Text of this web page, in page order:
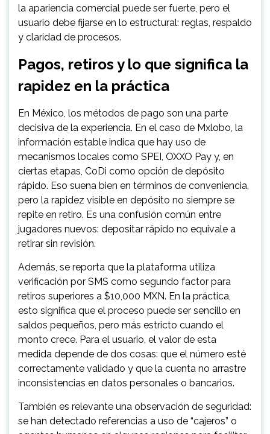
la apariencia comercial puede ser fuerte, pero el
usuario debe fijarse en lo estructural: reglas, respaldo
y claridad de procesos.
Pagos, retiros y lo que significa la
rapidez en la práctica
En México, los métodos de pago son una parte
decisiva de la experiencia. En el caso de Mxlobo, la
información estable indica que hay uso de
mecanismos locales como SPEI, OXXO Pay y, en
ciertas etapas, CoDi como opción de depósito
rápido. Eso suena bien en términos de conveniencia,
pero la rapidez visible en depósito no siempre se
repite en retiro. Es una confusión común entre
jugadores nuevos: depositar rápido no equivale a
retirar sin revisión.
Además, se reporta que la plataforma utiliza
verificación por SMS como segundo factor para
retiros superiores a $10,000 MXN. En la práctica,
esto significa que el proceso puede ser sencillo en
saldos pequeños, pero más estricto cuando el
monto crece. Para el usuario, el valor de esta
medida depende de dos cosas: que el número esté
correctamente validado y que la cuenta no arrastre
inconsistencias en datos personales o bancarios.
También es relevante una observación de seguridad:
se han detectado referencias a uso de “cajeros” o